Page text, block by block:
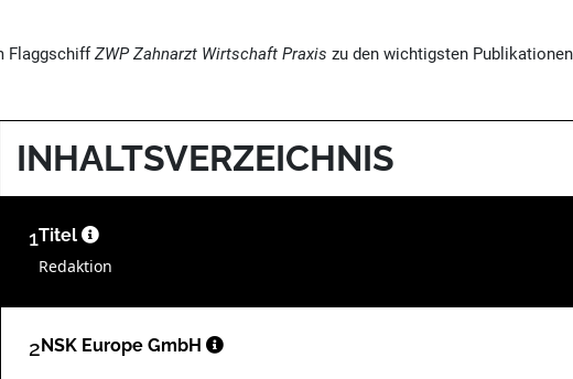
FlaggschiffZWP Zahnarzt Wirtschaft Praxiszu den wichtigsten
INHALTSVERZEICHNIS
1Titel
Redaktion
2NSK Europe GmbH